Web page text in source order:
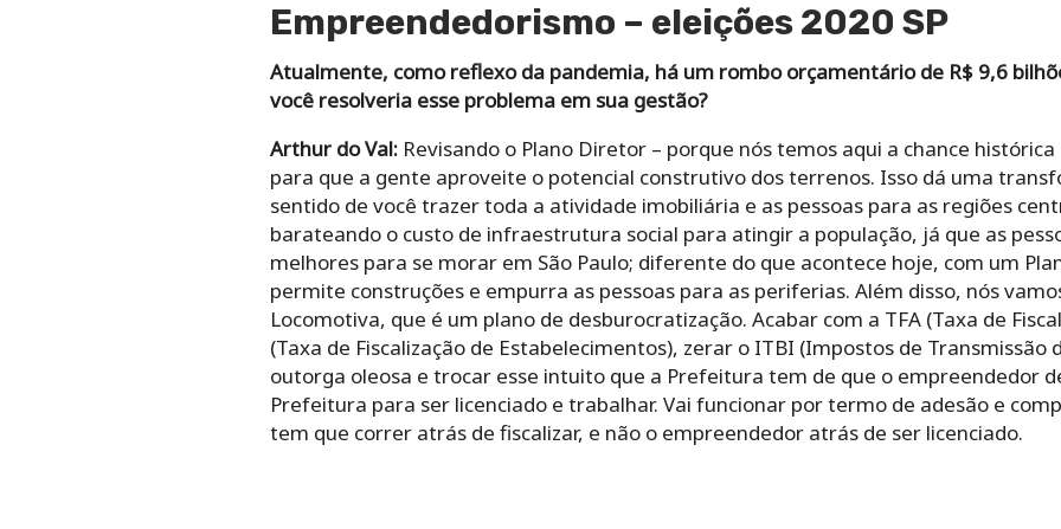
Empreendedorismo – eleições 2020 SP
Atualmente, como reflexo da pandemia, há um rombo orçamentário de R$ 9,6
você resolveria esse problema em sua gestão?
Arthur do Val: Revisando o Plano Diretor – porque nós temos aqui a chance
para que a gente aproveite o potencial construtivo dos terrenos. Isso dá uma
sentido de você trazer toda a atividade imobiliária e as pessoas para as regiões
barateando o custo de infraestrutura social para atingir a população, já que as
melhores para se morar em São Paulo; diferente do que acontece hoje, com um
permite construções e empurra as pessoas para as periferias. Além disso, nós
Locomotiva, que é um plano de desburocratização. Acabar com a TFA (Taxa de
(Taxa de Fiscalização de Estabelecimentos), zerar o ITBI (Impostos de Transmissão
outorga oleosa e trocar esse intuito que a Prefeitura tem de que o empreendedor
Prefeitura para ser licenciado e trabalhar. Vai funcionar por termo de adesão e
tem que correr atrás de fiscalizar, e não o empreendedor atrás de ser licenciado.